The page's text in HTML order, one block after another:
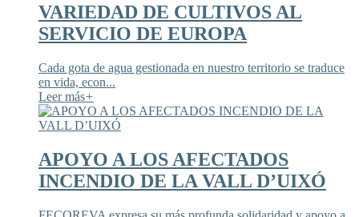
VARIEDAD DE CULTIVOS AL
SERVICIO DE EUROPA
Cada gota de agua gestionada en nuestro territorio se traduce
en vida, econ...
Leer más+
APOYO A LOS AFECTADOS
INCENDIO DE LA VALL D’UIXÓ